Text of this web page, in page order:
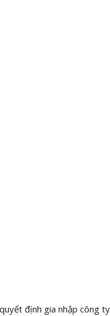
định gia nhập công